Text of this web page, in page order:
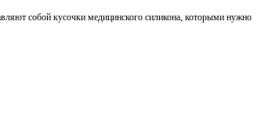
собой кусочки медицинского силикона, которыми нужно